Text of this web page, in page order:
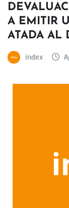
A EMITIR
ATADA AL
index